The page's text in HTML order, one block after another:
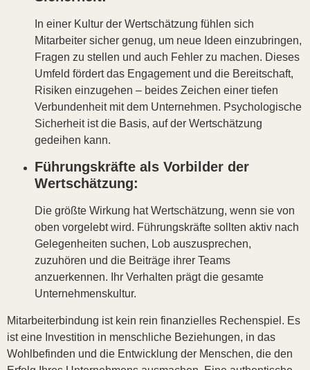
In einer Kultur der Wertschätzung fühlen sich
Mitarbeiter sicher genug, um neue Ideen einzubringen,
Fragen zu stellen und auch Fehler zu machen. Dieses
Umfeld fördert das Engagement und die Bereitschaft,
Risiken einzugehen – beides Zeichen einer tiefen
Verbundenheit mit dem Unternehmen. Psychologische
Sicherheit ist die Basis, auf der Wertschätzung
gedeihen kann.
Führungskräfte als Vorbilder der
Wertschätzung:
Die größte Wirkung hat Wertschätzung, wenn sie von
oben vorgelebt wird. Führungskräfte sollten aktiv nach
Gelegenheiten suchen, Lob auszusprechen,
zuzuhören und die Beiträge ihrer Teams
anzuerkennen. Ihr Verhalten prägt die gesamte
Unternehmenskultur.
Mitarbeiterbindung ist kein rein finanzielles Rechenspiel. Es
ist eine Investition in menschliche Beziehungen, in das
Wohlbefinden und die Entwicklung der Menschen, die den